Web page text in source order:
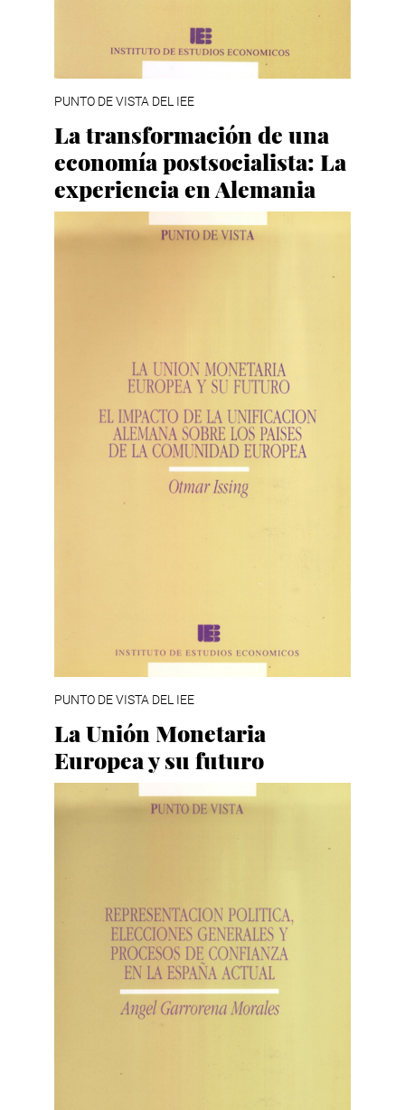
PUNTO DE VISTA DEL IEE
La transformación de una
economía postsocialista: La
experiencia en Alemania
PUNTO DE VISTA DEL IEE
La Unión Monetaria
Europea y su futuro